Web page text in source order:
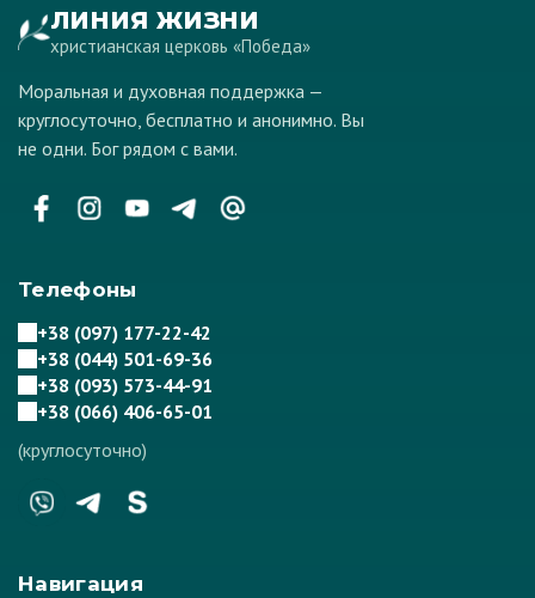
ЛИНИЯ ЖИЗНИ
христианская церковь «Победа»
Моральная и духовная поддержка —
круглосуточно, бесплатно и анонимно. Вы
не одни. Бог рядом с вами.
Телефоны
+38 (097) 177-22-42
+38 (044) 501-69-36
+38 (093) 573-44-91
+38 (066) 406-65-01
(круглосуточно)
Навигация